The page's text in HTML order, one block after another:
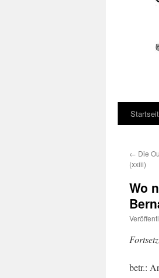
← Die
(xxiii)
Wo
betr.: